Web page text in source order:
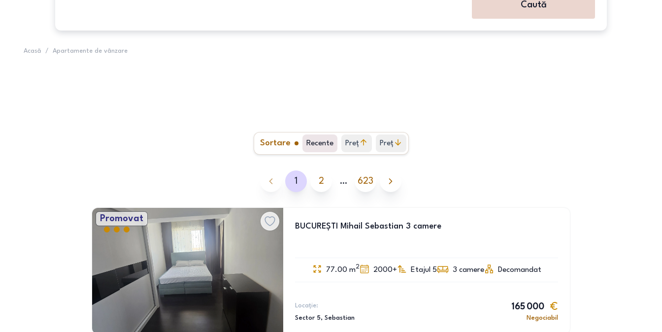
Caută
Acasă / Apartamente de vânzare
Sortare Recente Preț
crescător
Preț
descrescător
1 2 … 623
Promovat
BUCUREȘTI Mihail Sebastian 3 camere
77.00 m2 2000+ Etajul 5 3 camere Decomandat
Locație:
Sector 5, Sebastian
165 000
Negociabil